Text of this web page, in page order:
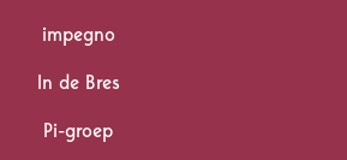
impegno
In de Bres
Pi-groep